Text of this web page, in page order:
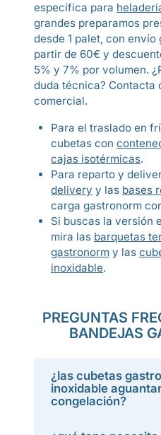
específica para
grandes preparamos
desde 1 palet, con envío
partir de 60€ y
5% y 7% por volumen.
duda técnica? Contacta
comercial.
Para el traslado en
cubetas con
cajas isotérmicas.
Para reparto y
delivery y las bases
carga gastronorm
Si buscas la versión
mira las barquetas
gastronorm y las
inoxidable.
PREGUNTAS
BANDEJAS
¿las cubetas
inoxidable
congelación?